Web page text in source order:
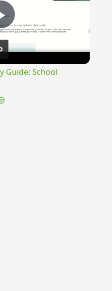
Play
Guide: School